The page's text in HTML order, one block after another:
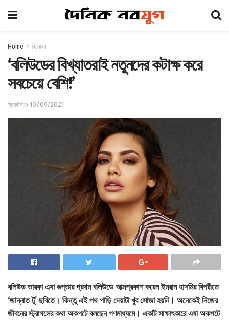
Home বিনোদন
‘বলিউডের বিখ্যাতরাই নতুনদের কটাক্ষ করে
সবচেয়ে বেশি!’
প্রকাশিতঃ 10/09/2021
বলিউড তারকা এষা গুপ্তার প্রথম বলিউডে আত্মপ্রকাশ করেন ইমরান হাসমির বিপরীতে
‘জান্নাত টু’ ছবিতে। কিন্তু এই পথ পাড়ি দেয়াটা খুব সোজা হয়নি। অনেকেই নিজের
জীবনের স্ট্রাগলের কথা অকপটে বলছেন গণমাধ্যমে। একটি সাক্ষাৎকারে এষা অকপটে